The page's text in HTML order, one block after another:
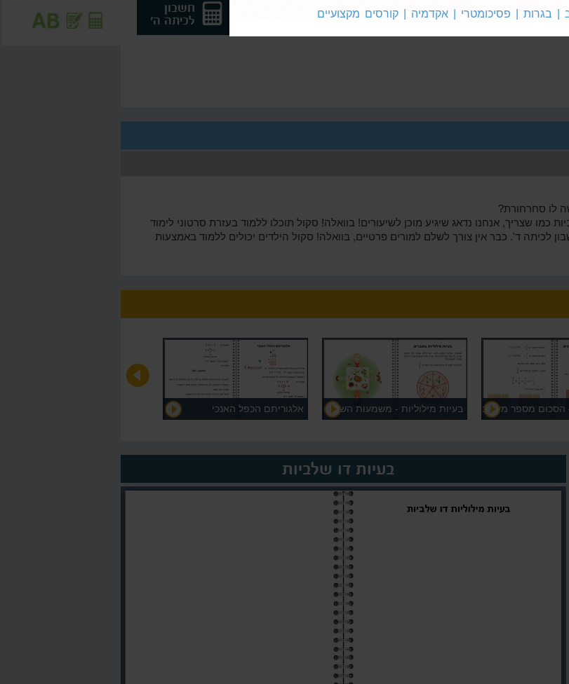
חשבון
לכיתה ב'
חשבון
לכיתה ג'
חשבון
לכיתה ה'
לו סחרחורת?
שצריך, אנחנו נדאג שיגיע מוכן לשיעורים! בוואלה! סקול תוכלו ללמוד בעזרת סרטוני לימוד
לכיתה ד'. כבר אין צורך לשלם למורים פרטיים, בוואלה! סקול הילדים יכולים ללמוד באמצעות
אלגוריתם הכפל האנכי בעיות מילוליות - משמעות השבר הסכום מספר מעורב
בעיות דו שלביות
| בגרות | פסיכומטרי | אקדמיה | קורסים מקצועיים